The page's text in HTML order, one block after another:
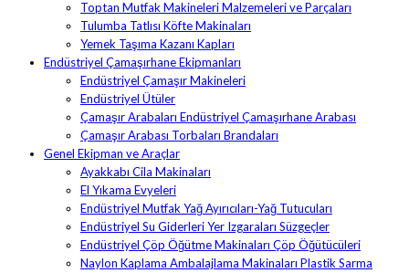
Toptan Mutfak Makineleri Malzemeleri ve Parçaları
Tulumba Tatlısı Köfte Makinaları
Yemek Taşıma Kazanı Kapları
Endüstriyel Çamaşırhane Ekipmanları
Endüstriyel Çamaşır Makineleri
Endüstriyel Ütüler
Çamaşır Arabaları Endüstriyel Çamaşırhane Arabası
Çamaşır Arabası Torbaları Brandaları
Genel Ekipman ve Araçlar
Ayakkabı Cila Makinaları
El Yıkama Evyeleri
Endüstriyel Mutfak Yağ Ayırıcıları-Yağ Tutucuları
Endüstriyel Su Giderleri Yer Izgaraları Süzgeçler
Endüstriyel Çöp Öğütme Makinaları Çöp Öğütücüleri
Naylon Kaplama Ambalajlama Makinaları Plastik Sarma